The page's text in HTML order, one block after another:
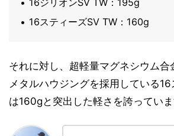
16スティーズSV TW：160g
それに対し、超軽量マグネシウム合
メタルハウジングを採用している
は160gと突出した軽さを誇っていま